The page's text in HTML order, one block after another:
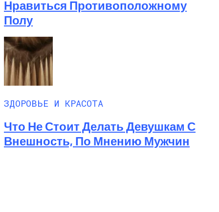
Нравиться Противоположному
Полу
ЗДОРОВЬЕ И КРАСОТА
Что Не Стоит Делать Девушкам С
Внешность, По Мнению Мужчин